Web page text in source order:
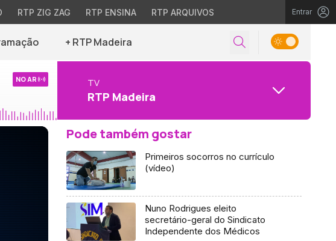
RTP ZIG ZAG RTP ENSINA RTP ARQUIVOS Entrar
+ RTP Madeira
NO AR TV
RTP Madeira
Pode também gostar
Primeiros socorros no currículo
(vídeo)
Nuno Rodrigues eleito
secretário-geral do Sindicato
Independente dos Médicos